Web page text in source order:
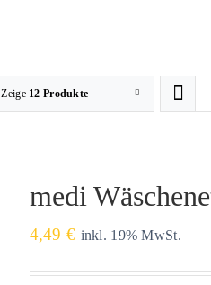
Zeige 12 Produkte
medi
4,49€ inkl. 19% MwSt.